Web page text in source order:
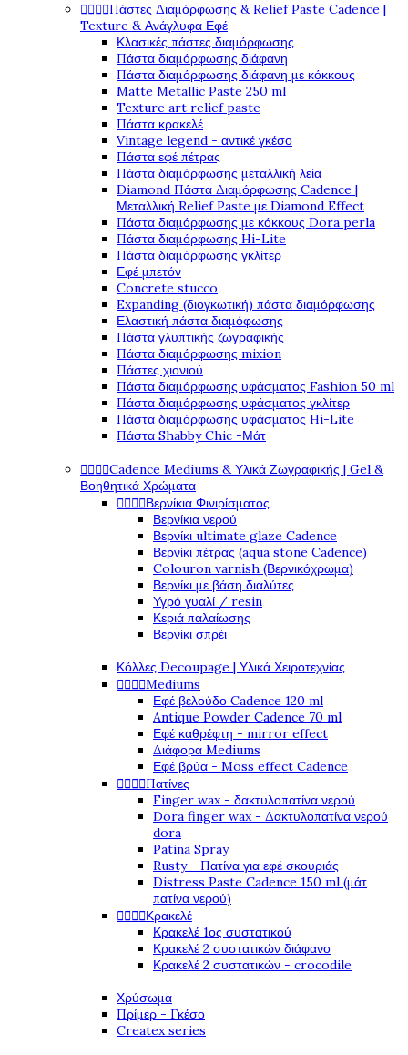
Πάστες Διαμόρφωσης & Relief Paste Cadence |
Texture & Ανάγλυφα Εφέ
Κλασικές πάστες διαμόρφωσης
Πάστα διαμόρφωσης διάφανη
Πάστα διαμόρφωσης διάφανη με κόκκους
Matte Metallic Paste 250 ml
Texture art relief paste
Πάστα κρακελέ
Vintage legend - αντικέ γκέσο
Πάστα εφέ πέτρας
Πάστα διαμόρφωσης μεταλλική λεία
Diamond Πάστα Διαμόρφωσης Cadence |
Μεταλλική Relief Paste με Diamond Effect
Πάστα διαμόρφωσης με κόκκους Dora perla
Πάστα διαμόρφωσης Hi-Lite
Πάστα διαμόρφωσης γκλίτερ
Εφέ μπετόν
Concrete stucco
Expanding (διογκωτική) πάστα διαμόρφωσης
Ελαστική πάστα διαμόφωσης
Πάστα γλυπτικής ζωγραφικής
Πάστα διαμόρφωσης mixion
Πάστες χιονιού
Πάστα διαμόρφωσης υφάσματος Fashion 50 ml
Πάστα διαμόρφωσης υφάσματος γκλίτερ
Πάστα διαμόρφωσης υφάσματος Hi-Lite
Πάστα Shabby Chic -Μάτ
Cadence Mediums & Υλικά Ζωγραφικής | Gel &
Βοηθητικά Χρώματα
Βερνίκια Φινιρίσματος
Βερνίκια νερού
Βερνίκι ultimate glaze Cadence
Βερνίκι πέτρας (aqua stone Cadence)
Colouron varnish (Βερνικόχρωμα)
Βερνίκι με βάση διαλύτες
Υγρό γυαλί / resin
Κεριά παλαίωσης
Βερνίκι σπρέι
Κόλλες Decoupage | Υλικά Χειροτεχνίας
Mediums
Εφέ βελούδο Cadence 120 ml
Antique Powder Cadence 70 ml
Εφέ καθρέφτη - mirror effect
Διάφορα Mediums
Εφέ βρύα - Moss effect Cadence
Πατίνες
Finger wax - δακτυλοπατίνα νερού
Dora finger wax - Δακτυλοπατίνα νερού
dora
Patina Spray
Rusty - Πατίνα για εφέ σκουριάς
Distress Paste Cadence 150 ml (μάτ
πατίνα νερού)
Κρακελέ
Κρακελέ 1ος συστατικού
Κρακελέ 2 συστατικών διάφανο
Κρακελέ 2 συστατικών - crocodile
Χρύσωμα
Πρίμερ - Γκέσο
Createx series